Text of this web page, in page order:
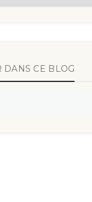
DANS CE BLOG